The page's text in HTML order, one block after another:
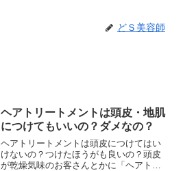
どＳ美容師
ヘアトリートメントは頭皮・地肌
につけてもいいの？ダメなの？
ヘアトリートメントは頭皮につけてはい
けないの？つけたほうがも良いの？頭皮
が乾燥気味のお客さんとかに「ヘアトリ